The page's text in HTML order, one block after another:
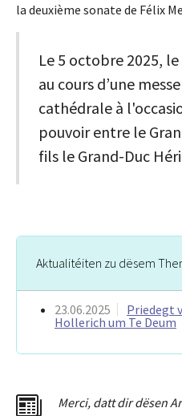
la deuxième sonate de Félix
Le 5 octobre 2025,
au cours d’une
cathédrale à
pouvoir entre le
fils le Grand-Duc
Aktualitéiten zu dësem
23.06.2025
Priedegt
Hollerich um Te Deum
Merci, dattdir dësen